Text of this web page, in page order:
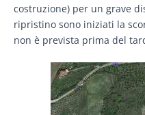
costruzione) per un grave
ripristino sono iniziati la
non è prevista prima del